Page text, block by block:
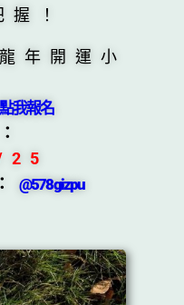
握！
龍年開運小
點我報名
@578gizpu